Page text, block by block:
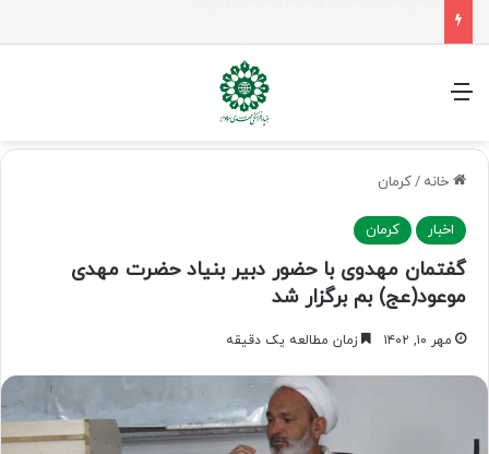
منو
خانه /کرمان
اخبار کرمان
گفتمان مهدوی با حضور دبیر بنیاد حضرت مهدی
موعود(عج) بم برگزار شد
مهر ۱۰, ۱۴۰۲ زمان مطالعه یک دقیقه